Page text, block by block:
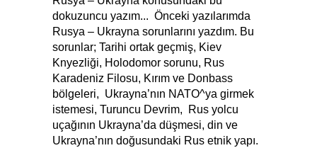
dokuzuncu yazım... Önceki yazılarımda
Rusya – Ukrayna sorunlarını yazdım. Bu
sorunlar; Tarihi ortak geçmiş, Kiev
Knyezliği, Holodomor sorunu, Rus
Karadeniz Filosu, Kırım ve Donbass
bölgeleri, Ukrayna’nın NATO^ya girmek
istemesi, Turuncu Devrim, Rus yolcu
uçağının Ukrayna’da düşmesi, din ve
Ukrayna’nın doğusundaki Rus etnik yapı.